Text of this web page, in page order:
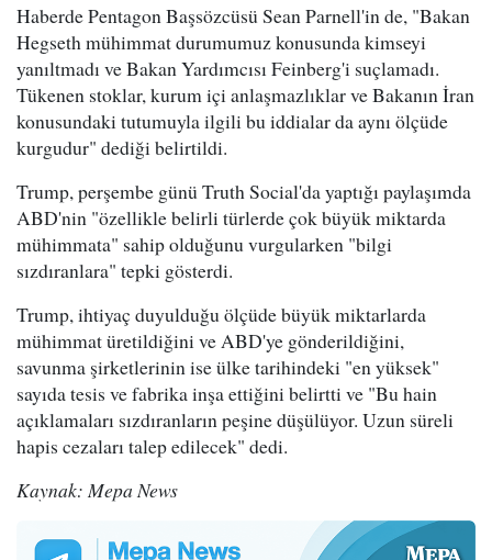
Haberde Pentagon Başsözcüsü Sean Parnell'in de, "Bakan
Hegseth mühimmat durumumuz konusunda kimseyi
yanıltmadı ve Bakan Yardımcısı Feinberg'i suçlamadı.
Tükenen stoklar, kurum içi anlaşmazlıklar ve Bakanın İran
konusundaki tutumuyla ilgili bu iddialar da aynı ölçüde
kurgudur" dediği belirtildi.
Trump, perşembe günü Truth Social'da yaptığı paylaşımda
ABD'nin "özellikle belirli türlerde çok büyük miktarda
mühimmata" sahip olduğunu vurgularken "bilgi
sızdıranlara" tepki gösterdi.
Trump, ihtiyaç duyulduğu ölçüde büyük miktarlarda
mühimmat üretildiğini ve ABD'ye gönderildiğini,
savunma şirketlerinin ise ülke tarihindeki "en yüksek"
sayıda tesis ve fabrika inşa ettiğini belirtti ve "Bu hain
açıklamaları sızdıranların peşine düşülüyor. Uzun süreli
hapis cezaları talep edilecek" dedi.
Kaynak: Mepa News